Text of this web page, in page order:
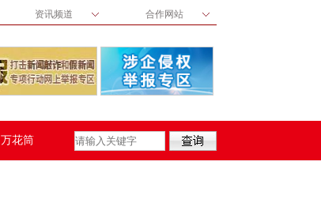
资讯频道 合作网站
万花筒